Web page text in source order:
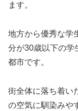
ます。
地方から優秀な学
分が30歳以下の学
都市です。
街全体に落ち着い
の空気に馴染みや